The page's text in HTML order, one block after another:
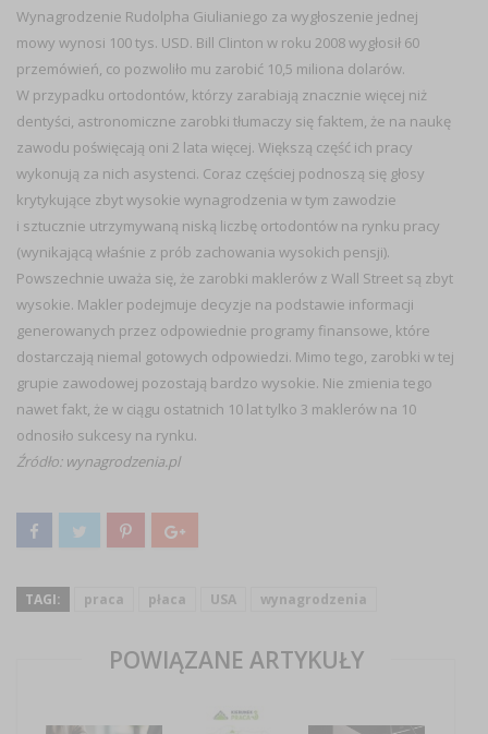
Wynagrodzenie Rudolpha Giulianiego za wygłoszenie jednej
mowy wynosi 100 tys. USD. Bill Clinton w roku 2008 wygłosił 60
przemówień, co pozwoliło mu zarobić 10,5 miliona dolarów.
W przypadku ortodontów, którzy zarabiają znacznie więcej niż
dentyści, astronomiczne zarobki tłumaczy się faktem, że na naukę
zawodu poświęcają oni 2 lata więcej. Większą część ich pracy
wykonują za nich asystenci. Coraz częściej podnoszą się głosy
krytykujące zbyt wysokie wynagrodzenia w tym zawodzie
i sztucznie utrzymywaną niską liczbę ortodontów na rynku pracy
(wynikającą właśnie z prób zachowania wysokich pensji).
Powszechnie uważa się, że zarobki maklerów z Wall Street są zbyt
wysokie. Makler podejmuje decyzje na podstawie informacji
generowanych przez odpowiednie programy finansowe, które
dostarczają niemal gotowych odpowiedzi. Mimo tego, zarobki w tej
grupie zawodowej pozostają bardzo wysokie. Nie zmienia tego
nawet fakt, że w ciągu ostatnich 10 lat tylko 3 maklerów na 10
odnosiło sukcesy na rynku.
Źródło: wynagrodzenia.pl
TAGI: praca płaca USA wynagrodzenia
POWIĄZANE ARTYKUŁY